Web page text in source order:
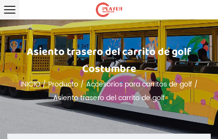
Asiento trasero del carrito de golf
Costumbre
INICIO/Producto/Accesorios para carritos de golf/
Asiento trasero del carrito de golf